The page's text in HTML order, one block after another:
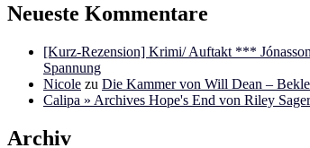
Neueste Kommentare
[Kurz-Rezension] Krimi/ Auftakt ***
Spannung
Nicole zu Die Kammer von Will Dean –
Calipa » Archives Hope's End von Riley
Archiv